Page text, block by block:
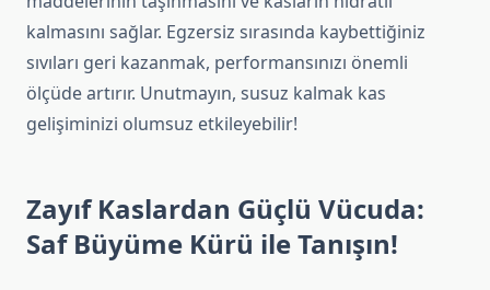
kalmasını sağlar. Egzersiz sırasında kaybettiğiniz
sıvıları geri kazanmak, performansınızı önemli
ölçüde artırır. Unutmayın, susuz kalmak kas
gelişiminizi olumsuz etkileyebilir!
Zayıf Kaslardan Güçlü Vücuda:
Saf Büyüme Kürü ile Tanışın!